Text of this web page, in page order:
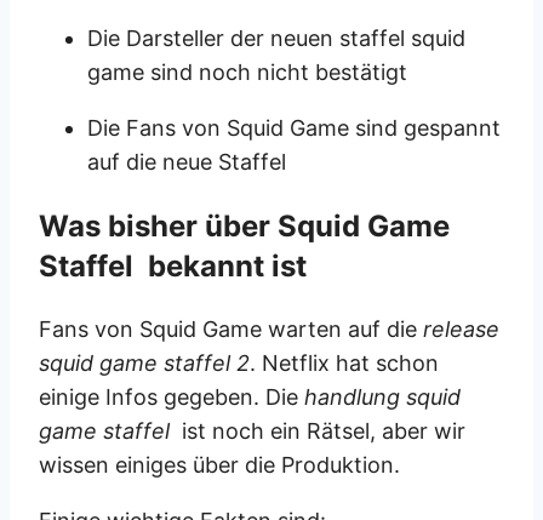
Die Darsteller der neuen staffel squid
game sind noch nicht bestätigt
Die Fans von Squid Game sind gespannt
auf die neue Staffel
Was bisher über Squid Game
Staffel bekannt ist
Fans von Squid Game warten auf die release
squid game staffel 2. Netflix hat schon
einige Infos gegeben. Die handlung squid
game staffel ist noch ein Rätsel, aber wir
wissen einiges über die Produktion.